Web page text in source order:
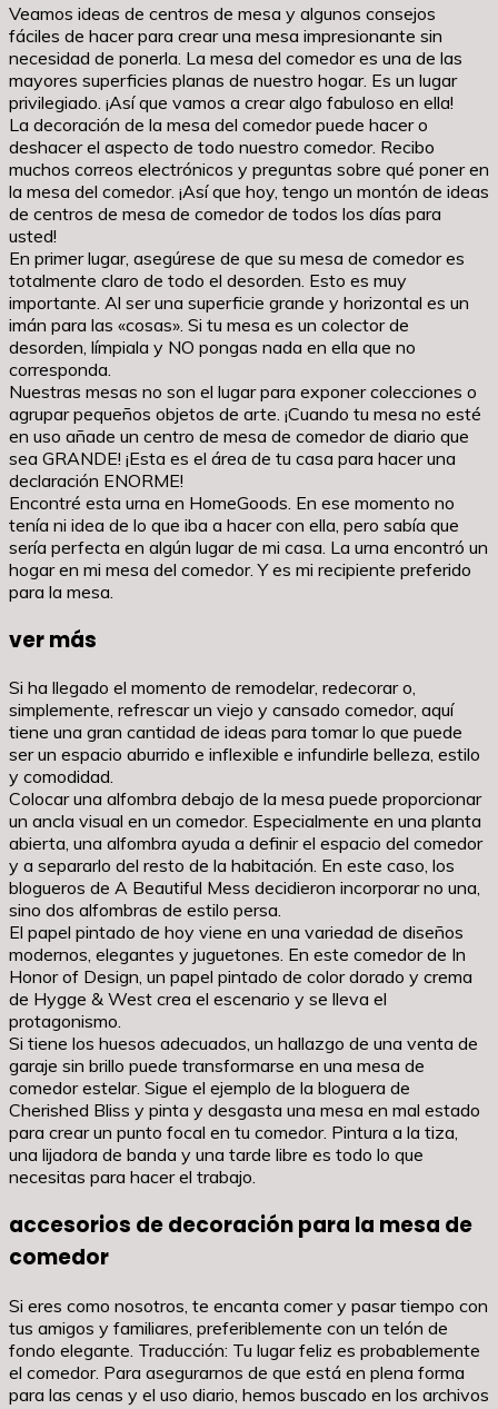
Veamos ideas de centros de mesa y algunos consejos
fáciles de hacer para crear una mesa impresionante sin
necesidad de ponerla. La mesa del comedor es una de las
mayores superficies planas de nuestro hogar. Es un lugar
privilegiado. ¡Así que vamos a crear algo fabuloso en ella!
La decoración de la mesa del comedor puede hacer o
deshacer el aspecto de todo nuestro comedor. Recibo
muchos correos electrónicos y preguntas sobre qué poner en
la mesa del comedor. ¡Así que hoy, tengo un montón de ideas
de centros de mesa de comedor de todos los días para
usted!
En primer lugar, asegúrese de que su mesa de comedor es
totalmente claro de todo el desorden. Esto es muy
importante. Al ser una superficie grande y horizontal es un
imán para las «cosas». Si tu mesa es un colector de
desorden, límpiala y NO pongas nada en ella que no
corresponda.
Nuestras mesas no son el lugar para exponer colecciones o
agrupar pequeños objetos de arte. ¡Cuando tu mesa no esté
en uso añade un centro de mesa de comedor de diario que
sea GRANDE! ¡Esta es el área de tu casa para hacer una
declaración ENORME!
Encontré esta urna en HomeGoods. En ese momento no
tenía ni idea de lo que iba a hacer con ella, pero sabía que
sería perfecta en algún lugar de mi casa. La urna encontró un
hogar en mi mesa del comedor. Y es mi recipiente preferido
para la mesa.
ver más
Si ha llegado el momento de remodelar, redecorar o,
simplemente, refrescar un viejo y cansado comedor, aquí
tiene una gran cantidad de ideas para tomar lo que puede
ser un espacio aburrido e inflexible e infundirle belleza, estilo
y comodidad.
Colocar una alfombra debajo de la mesa puede proporcionar
un ancla visual en un comedor. Especialmente en una planta
abierta, una alfombra ayuda a definir el espacio del comedor
y a separarlo del resto de la habitación. En este caso, los
blogueros de A Beautiful Mess decidieron incorporar no una,
sino dos alfombras de estilo persa.
El papel pintado de hoy viene en una variedad de diseños
modernos, elegantes y juguetones. En este comedor de In
Honor of Design, un papel pintado de color dorado y crema
de Hygge & West crea el escenario y se lleva el
protagonismo.
Si tiene los huesos adecuados, un hallazgo de una venta de
garaje sin brillo puede transformarse en una mesa de
comedor estelar. Sigue el ejemplo de la bloguera de
Cherished Bliss y pinta y desgasta una mesa en mal estado
para crear un punto focal en tu comedor. Pintura a la tiza,
una lijadora de banda y una tarde libre es todo lo que
necesitas para hacer el trabajo.
accesorios de decoración para la mesa de
comedor
Si eres como nosotros, te encanta comer y pasar tiempo con
tus amigos y familiares, preferiblemente con un telón de
fondo elegante. Traducción: Tu lugar feliz es probablemente
el comedor. Para asegurarnos de que está en plena forma
para las cenas y el uso diario, hemos buscado en los archivos